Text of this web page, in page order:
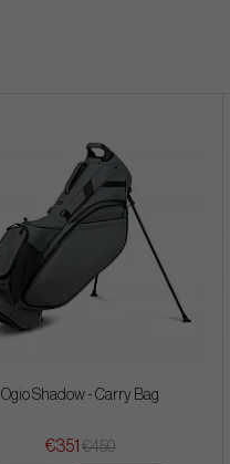
Ogio Shadow - Carry Bag
€351 €450